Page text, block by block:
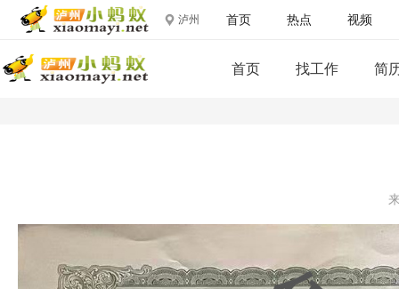
泸州 首页 热点 视频
首页 找工作 简